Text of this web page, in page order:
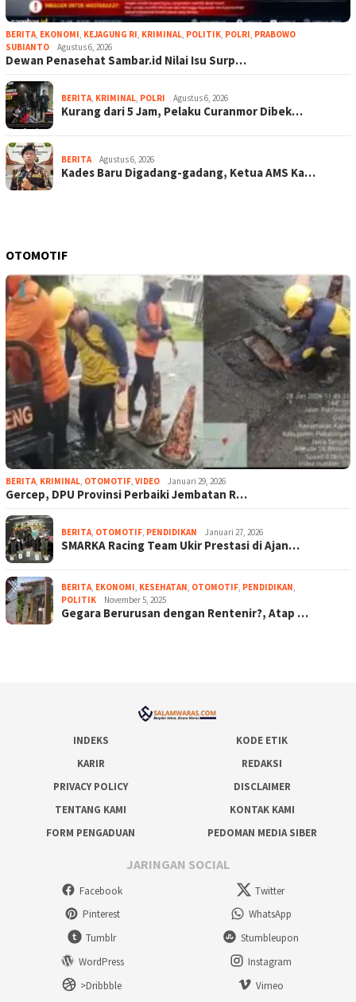
BERITA EKONOMI KEJAGUNG RI KRIMINAL POLITIK POLRI PRABOWO
SUBIANTO
Agustus 6, 2026
Dewan Penasehat Sambar.id Nilai Isu Surp…
BERITA KRIMINAL POLRI Agustus 6, 2026
Kurang dari 5 Jam, Pelaku Curanmor Dibek…
BERITA Agustus 6, 2026
Kades Baru Digadang-gadang, Ketua AMS Ka…
OTOMOTIF
BERITA, KRIMINAL, OTOMOTIF, VIDEO Januari 29, 2026
Gercep, DPU Provinsi Perbaiki Jembatan R…
BERITA, OTOMOTIF, PENDIDIKAN Januari 27, 2026
SMARKA Racing Team Ukir Prestasi di Ajan…
BERITA, EKONOMI, KESEHATAN, OTOMOTIF, PENDIDIKAN,
POLITIK
November 5, 2025
Gegara Berurusan dengan Rentenir?, Atap …
INDEKS
KODE ETIK
KARIR
REDAKSI
PRIVACY POLICY
DISCLAIMER
TENTANG KAMI
KONTAK KAMI
FORM PENGADUAN
PEDOMAN MEDIA SIBER
JARINGAN SOCIAL
Facebook
Twitter
Pinterest
WhatsApp
Tumblr
Stumbleupon
WordPress
Instagram
>Dribbble
Vimeo